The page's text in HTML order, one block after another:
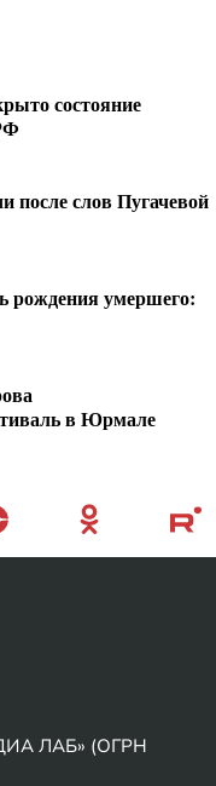
состояние
после слов Пугачевой
рождения умершего:
в Юрмале
ЛАБ» (ОГРН